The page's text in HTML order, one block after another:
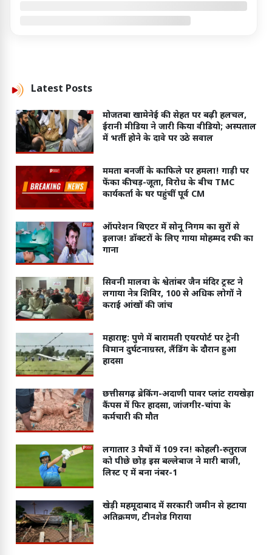
Latest Posts
मोजतबा खामेनेई की सेहत पर बढ़ी हलचल,
ईरानी मीडिया ने जारी किया वीडियो; अस्पताल
में भर्ती होने के दावे पर उठे सवाल
ममता बनर्जी के काफिले पर हमला! गाड़ी पर
फेंका कीचड़-जूता, विरोध के बीच TMC
कार्यकर्ता के घर पहुंचीं पूर्व CM
ऑपरेशन थिएटर में सोनू निगम का सुरों से
इलाज! डॉक्टरों के लिए गाया मोहम्मद रफी का
गाना
सिवनी मालवा के श्वेतांबर जैन मंदिर ट्रस्ट ने
लगाया नेत्र शिविर, 100 से अधिक लोगों ने
कराई आंखों की जांच
महाराष्ट्र: पुणे में बारामती एयरपोर्ट पर ट्रेनी
विमान दुर्घटनाग्रस्त, लैंडिंग के दौरान हुआ
हादसा
छत्तीसगढ़ ब्रेकिंग-अदाणी पावर प्लांट रायखेड़ा
कैंपस में फिर हादसा, जांजगीर-चांपा के
कर्मचारी की मौत
लगातार 3 मैचों में 109 रन! कोहली-रुतुराज
को पीछे छोड़ इस बल्लेबाज ने मारी बाजी,
लिस्ट ए में बना नंबर-1
खेड़ी महमूदाबाद में सरकारी जमीन से हटाया
अतिक्रमण, टीनशेड गिराया